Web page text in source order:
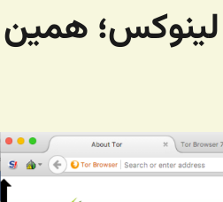
لینوکس؛ همین